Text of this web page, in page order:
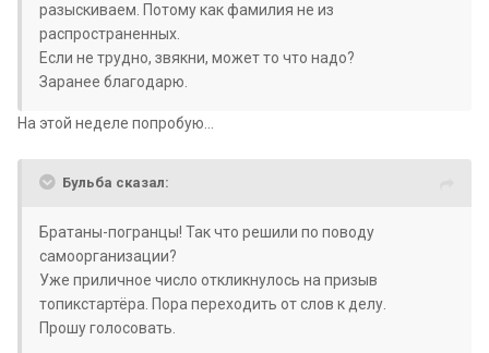
разыскиваем. Потому как фамилия не из
распространенных.
Если не трудно, звякни, может то что надо?
Заранее благодарю.
На этой неделе попробую...
Бульба сказал:
Братаны-погранцы! Так что решили по поводу
самоорганизации?
Уже приличное число откликнулось на призыв
топикстартёра. Пора переходить от слов к делу.
Прошу голосовать.